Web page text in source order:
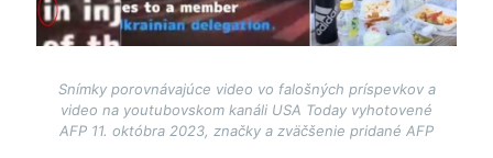
Snímky porovnávajúce video vo falošných príspevkov a
video na youtubovskom kanáli USA Today vyhotovené
AFP 11. októbra 2023, značky a zväčšenie pridané AFP